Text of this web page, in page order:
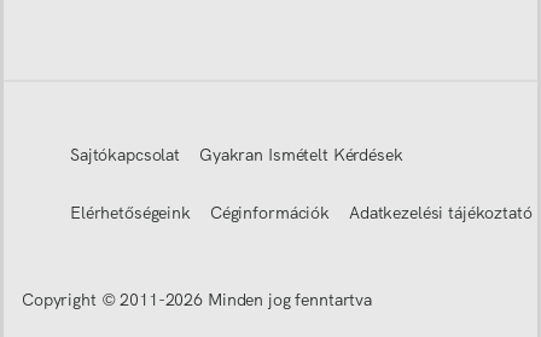
Sajtókapcsolat Gyakran Ismételt Kérdések
Elérhetőségeink Céginformációk Adatkezelési tájékoztató
Copyright © 2011-2026 Minden jog fenntartva